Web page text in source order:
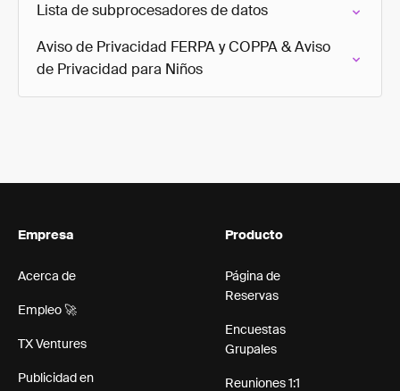
Lista de subprocesadores de datos
Aviso de Privacidad FERPA y COPPA & Aviso
de Privacidad para Niños
Empresa
Acerca de
Empleo 🚀
TX Ventures
Publicidad en
Producto
Página de
Reservas
Encuestas
Grupales
Reuniones 1:1